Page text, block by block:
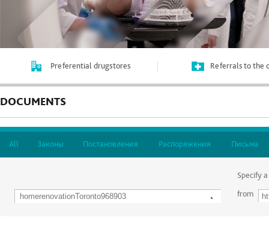
Preferential drugstores Referrals to the
DOCUMENTS
All Законы Постановления Распоряжения Письма
Specify
from